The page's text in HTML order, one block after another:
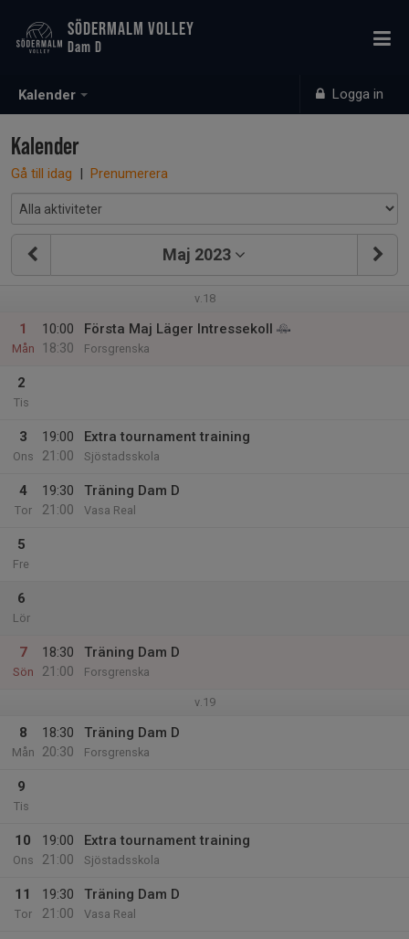
Kalender Logga in
SÖDERMALM VOLLEY
Dam D
Kalender
Gå till idag | Prenumerera
Maj 2023
v.18
1
Mån
10:00
18:30
Första Maj Läger Intressekoll
Forsgrenska
2
Tis
3
Ons
19:00
21:00
Extra tournament training
Sjöstadsskola
4
Tor
19:30
21:00
Träning Dam D
Vasa Real
5
Fre
6
Lör
7
Sön
18:30
21:00
Träning Dam D
Forsgrenska
v.19
8
Mån
18:30
20:30
Träning Dam D
Forsgrenska
9
Tis
10
Ons
19:00
21:00
Extra tournament training
Sjöstadsskola
11
Tor
19:30
21:00
Träning Dam D
Vasa Real